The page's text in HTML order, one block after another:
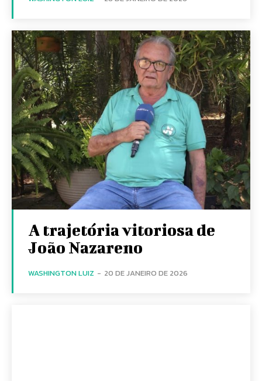
A trajetória vitoriosa de
João Nazareno
WASHINGTON LUIZ - 20 DE JANEIRO DE 2026